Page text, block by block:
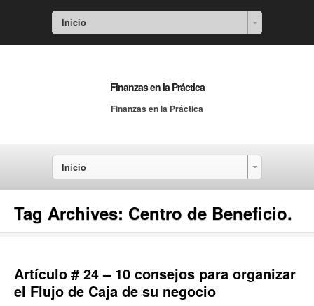
Inicio
Finanzas en la Práctica
Finanzas en la Práctica
Inicio
Tag Archives: Centro de Beneficio.
Artículo # 24 – 10 consejos para organizar
el Flujo de Caja de su negocio